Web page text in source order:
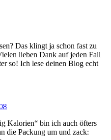
Das klingt ja schon fast zu
lieben Dank auf jeden Fall
so! Ich lese deinen Blog echt
Kalorien“ bin ich auch öfters
die Packung um und zack: